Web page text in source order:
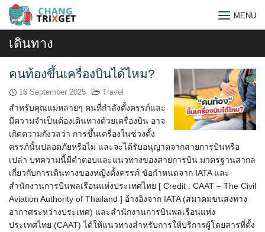
Skip
content
MENU
เดินทาง
คนท้องขึ้นเครื่องบินได้ไหม?
16 September 2025 Travel
สำหรับคุณแม่หลายๆ คนที่กำลังตั้งครรภ์และ
มีความจำเป็นต้องเดินทางด้วยเครื่องบิน อาจ
เกิดความกังวลว่า การขึ้นเครื่องในช่วงตั้ง
ครรภ์นั้นปลอดภัยหรือไม่ และจะได้รับอนุญาตจากสายการบินหรือ
เปล่า บทความนี้มีคำตอบและแนวทางของสายการบิน มาตรฐานสากล
เกี่ยวกับการเดินทางของหญิงตั้งครรภ์ ข้อกำหนดจาก IATA และ
สำนักงานการบินพลเรือนแห่งประเทศไทย [ Credit : CAAT – The Civil
Aviation Authority of Thailand ] อ้างอิงจาก IATA (สมาคมขนส่งทาง
อากาศระหว่างประเทศ) และสำนักงานการบินพลเรือนแห่ง
ประเทศไทย (CAAT) ได้ให้แนวทางสำหรับการให้บริการผู้โดยสารที่ตั้ง